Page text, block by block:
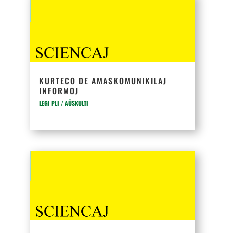
KURTECO DE AMASKOMUNIKILAJ
INFORMOJ
LEGI PLI / AŬSKULTI